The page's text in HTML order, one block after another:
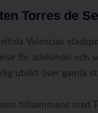
Torres de
Valencias
för adelsmän och
utsikt över gamla
tillsammans med